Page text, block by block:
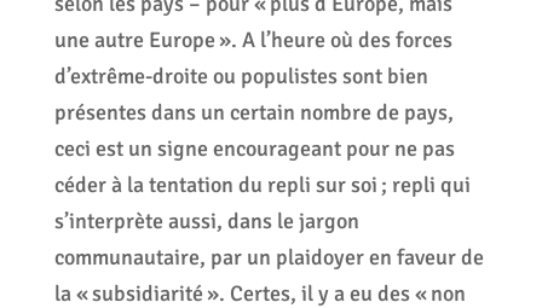
une autre Europe ». A l’heure où des forces
d’extrême-droite ou populistes sont bien
présentes dans un certain nombre de pays,
ceci est un signe encourageant pour ne pas
céder à la tentation du repli sur soi ; repli qui
s’interprète aussi, dans le jargon
communautaire, par un plaidoyer en faveur de
la « subsidiarité ». Certes, il y a eu des « non